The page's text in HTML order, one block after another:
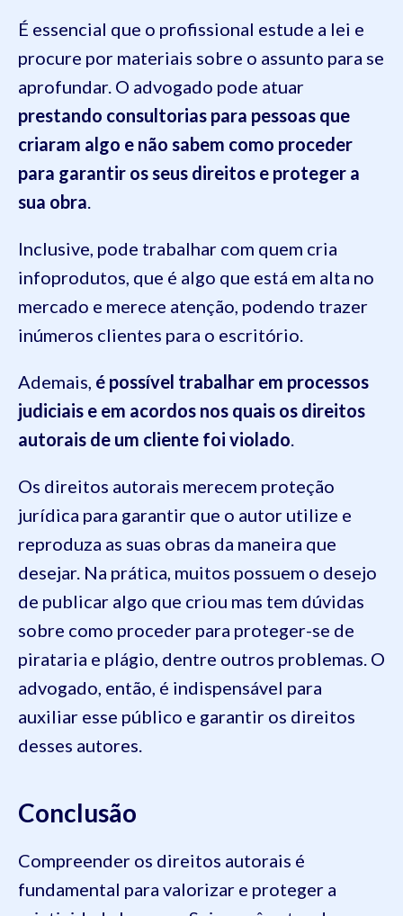
É essencial que o profissional estude a lei e
procure por materiais sobre o assunto para se
aprofundar. O advogado pode atuar
prestando consultorias para pessoas que
criaram algo e não sabem como proceder
para garantir os seus direitos e proteger a
sua obra.
Inclusive, pode trabalhar com quem cria
infoprodutos, que é algo que está em alta no
mercado e merece atenção, podendo trazer
inúmeros clientes para o escritório.
Ademais, é possível trabalhar em processos
judiciais e em acordos nos quais os direitos
autorais de um cliente foi violado.
Os direitos autorais merecem proteção
jurídica para garantir que o autor utilize e
reproduza as suas obras da maneira que
desejar. Na prática, muitos possuem o desejo
de publicar algo que criou mas tem dúvidas
sobre como proceder para proteger-se de
pirataria e plágio, dentre outros problemas. O
advogado, então, é indispensável para
auxiliar esse público e garantir os direitos
desses autores.
Conclusão
Compreender os direitos autorais é
fundamental para valorizar e proteger a